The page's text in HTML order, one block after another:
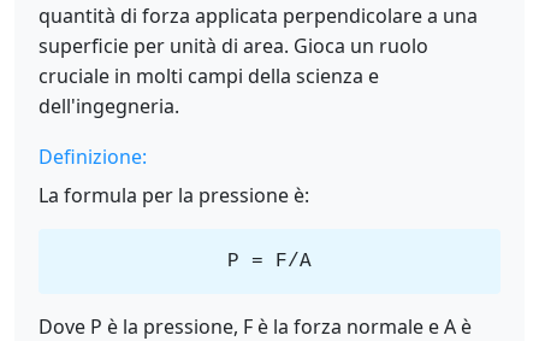
quantità di forza applicata perpendicolare a una
superficie per unità di area. Gioca un ruolo
cruciale in molti campi della scienza e
dell'ingegneria.
Definizione:
La formula per la pressione è:
P = F/A
Dove P è la pressione, F è la forza normale e A è